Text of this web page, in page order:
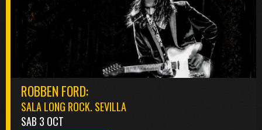
ROBBEN FORD:
SALA LONG ROCK. SEVILLA
SAB 3 OCT